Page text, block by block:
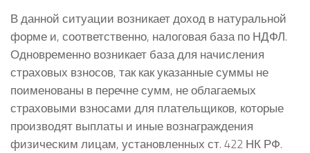
В данной ситуации возникает доход в натуральной
форме и, соответственно, налоговая база по НДФЛ.
Одновременно возникает база для начисления
страховых взносов, так как указанные суммы не
поименованы в перечне сумм, не облагаемых
страховыми взносами для плательщиков, которые
производят выплаты и иные вознаграждения
физическим лицам, установленных ст. 422 НК РФ.